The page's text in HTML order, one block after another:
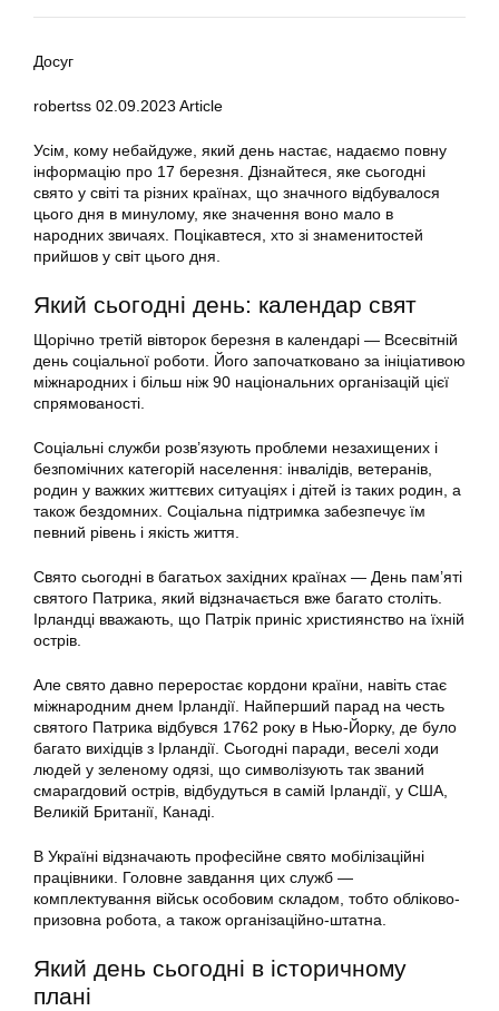
Досуг
robertss 02.09.2023 Article
Усім, кому небайдуже, який день настає, надаємо повну
інформацію про 17 березня. Дізнайтеся, яке сьогодні
свято у світі та різних країнах, що значного відбувалося
цього дня в минулому, яке значення воно мало в
народних звичаях. Поцікавтеся, хто зі знаменитостей
прийшов у світ цього дня.
Який сьогодні день: календар свят
Щорічно третій вівторок березня в календарі — Всесвітній
день соціальної роботи. Його започатковано за ініціативою
міжнародних і більш ніж 90 національних організацій цієї
спрямованості.
Соціальні служби розв’язують проблеми незахищених і
безпомічних категорій населення: інвалідів, ветеранів,
родин у важких життєвих ситуаціях і дітей із таких родин, а
також бездомних. Соціальна підтримка забезпечує їм
певний рівень і якість життя.
Свято сьогодні в багатьох західних країнах — День пам’яті
святого Патрика, який відзначається вже багато століть.
Ірландці вважають, що Патрік приніс християнство на їхній
острів.
Але свято давно переростає кордони країни, навіть стає
міжнародним днем Ірландії. Найперший парад на честь
святого Патрика відбувся 1762 року в Нью-Йорку, де було
багато вихідців з Ірландії. Сьогодні паради, веселі ходи
людей у зеленому одязі, що символізують так званий
смарагдовий острів, відбудуться в самій Ірландії, у США,
Великій Британії, Канаді.
В Україні відзначають професійне свято мобілізаційні
працівники. Головне завдання цих служб —
комплектування військ особовим складом, тобто обліково-
призовна робота, а також організаційно-штатна.
Який день сьогодні в історичному
плані